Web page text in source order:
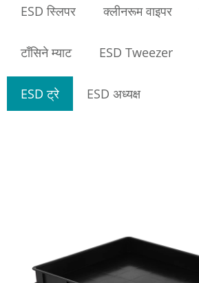
ESD स्लिपर क्लीनरूम वाइपर
टाँसिने म्याट ESD Tweezer
ESD ट्रे ESD अध्यक्ष